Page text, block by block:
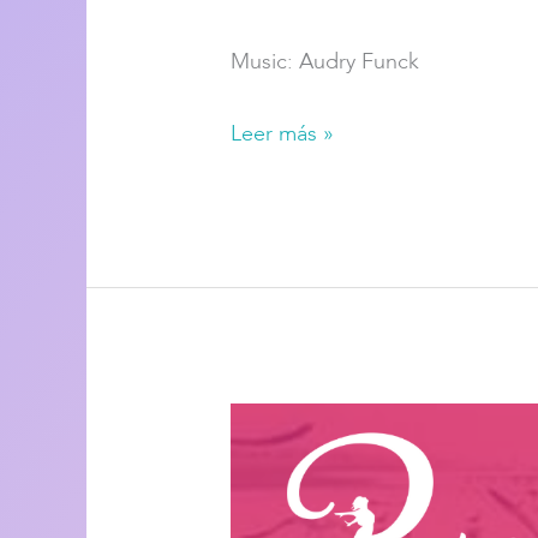
Music: Audry Funck
Leer más »
Episodio
¿Cómo